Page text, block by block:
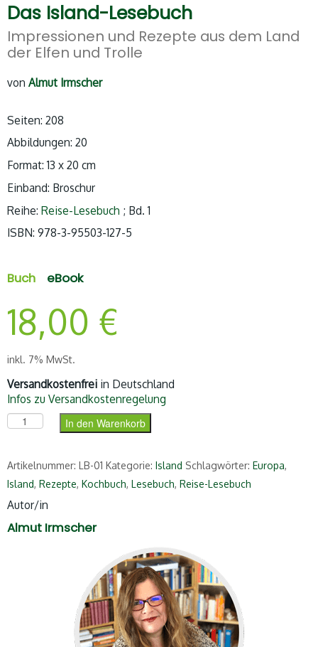
Das Island-Lesebuch
Impressionen und Rezepte aus dem Land
der Elfen und Trolle
von Almut Irmscher
Seiten: 208
Abbildungen: 20
Format: 13 x 20 cm
Einband: Broschur
Reihe: Reise-Lesebuch ; Bd. 1
ISBN: 978-3-95503-127-5
Buch eBook
18,00 €
inkl. 7% MwSt.
Versandkostenfrei in Deutschland
Infos zu Versandkostenregelung
Das Island-Lesebuch Menge
In den Warenkorb
Artikelnummer: LB-01 Kategorie: Island Schlagwörter: Europa,
Island, Rezepte, Kochbuch, Lesebuch, Reise-Lesebuch
Autor/in
Almut Irmscher